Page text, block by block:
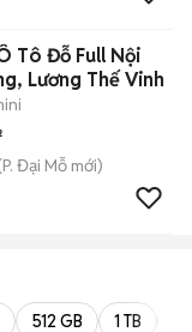
Tô Đỗ Full Nội
Lương Thế Vinh
P. Đại Mỗ mới)
512 GB 1 TB